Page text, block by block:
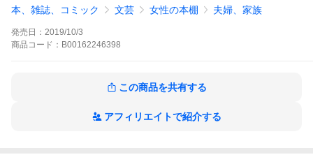
ネイチャー映像の世界も動画で発信できたら面白いと思わないだ
ネイチャー映像作家が指南。 動画作例はこちらから見られます。
→https://videosalon.jp/howto/nature_movie/ ●中表紙●ネイチャー
って見せるための方法●第5章 昆虫を撮る●奥付●裏表紙
本、雑誌、コミック 文芸 女性の本棚 夫婦、家族
発売日： 2019/10/3
商品 コード： B00162246398
この商品を共有する
アフィリエイトで紹介する